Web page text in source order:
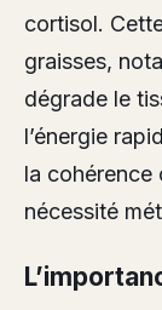
cortisol.
graisses,
dégrade le
l’énergie
la cohérence
nécessité